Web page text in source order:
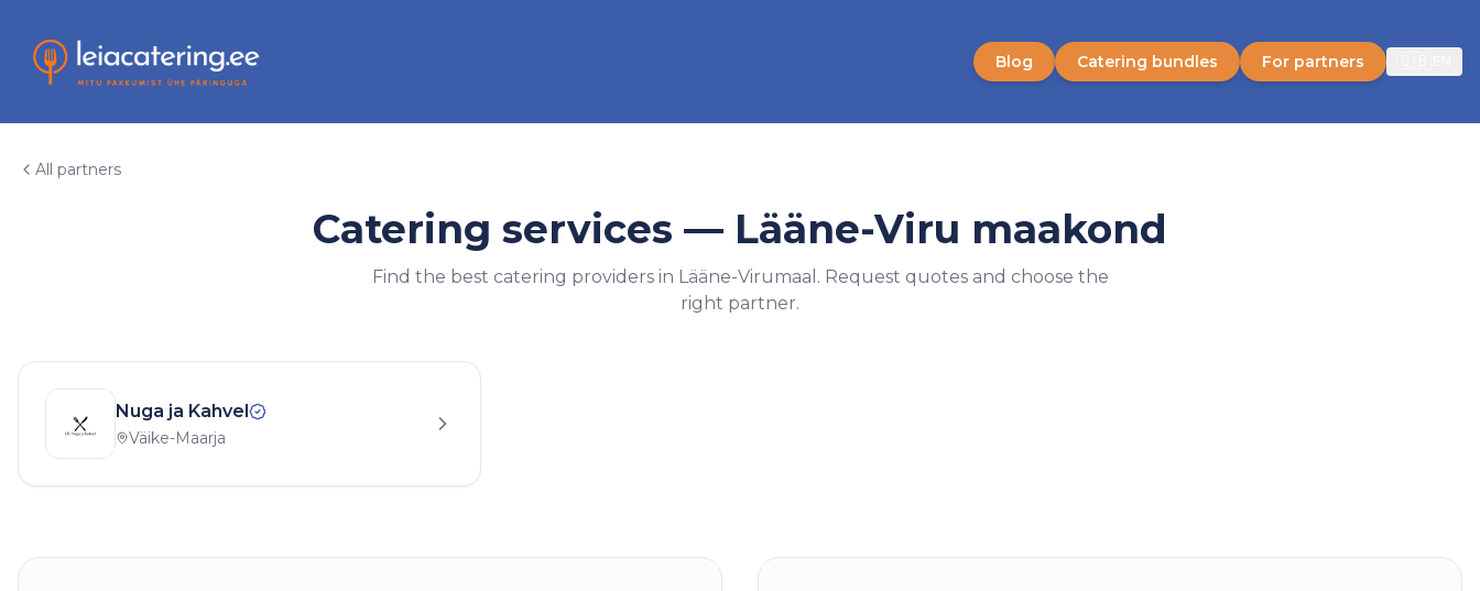
Blog Catering bundles For partners
All partners
Catering services — Lääne-Viru maakond
Find the best catering providers in Lääne-Virumaal. Request quotes and choose the
right partner.
Nuga ja Kahvel
Väike-Maarja